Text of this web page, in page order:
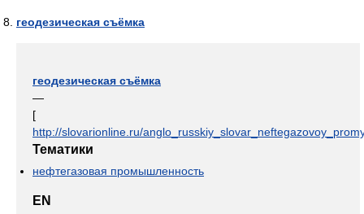
геодезическая съёмка
геодезическая съёмка
—
[
http://slovarionline.ru/
Тематики
нефтегазовая промышленность
EN